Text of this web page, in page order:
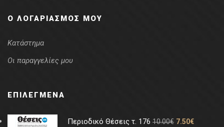
Ο ΛΟΓΑΡΙΑΣΜΌΣ ΜΟΥ
Κατάστημα
Οι παραγγελίες μου
ΕΠΙΛΕΓΜΈΝΑ
Περιοδικό Θέσεις τ. 176 10.00€ 7.50€